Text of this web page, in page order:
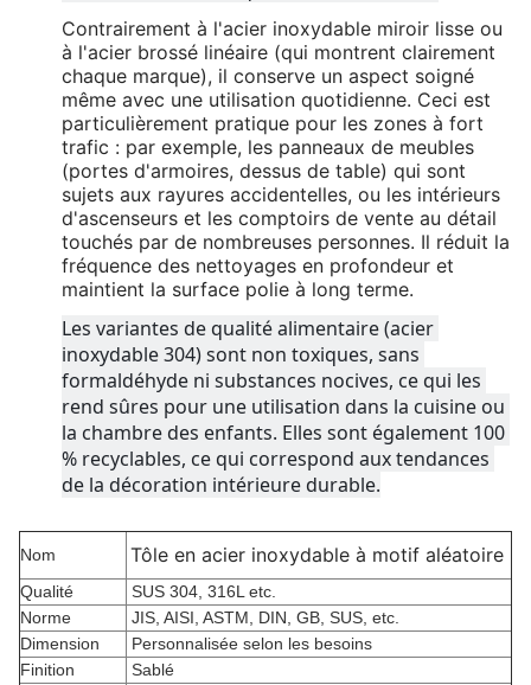
Contrairement à l'acier inoxydable miroir lisse ou
à l'acier brossé linéaire (qui montrent clairement
chaque marque), il conserve un aspect soigné
même avec une utilisation quotidienne. Ceci est
particulièrement pratique pour les zones à fort
trafic : par exemple, les panneaux de meubles
(portes d'armoires, dessus de table) qui sont
sujets aux rayures accidentelles, ou les intérieurs
d'ascenseurs et les comptoirs de vente au détail
touchés par de nombreuses personnes. Il réduit la
fréquence des nettoyages en profondeur et
maintient la surface polie à long terme.
Les variantes de qualité alimentaire (acier
inoxydable 304) sont non toxiques, sans
formaldéhyde ni substances nocives, ce qui les
rend sûres pour une utilisation dans la cuisine ou
la chambre des enfants. Elles sont également 100
% recyclables, ce qui correspond aux tendances
de la décoration intérieure durable.
Nom Tôle en acier inoxydable à motif aléatoire
Qualité
SUS 304, 316L etc.
Norme
JIS, AISI, ASTM, DIN, GB, SUS, etc.
Dimension
Personnalisée selon les besoins
Finition
Sablé